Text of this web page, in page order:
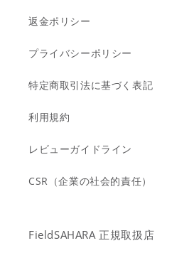
返金ポリシー
プライバシーポリシー
特定商取引法に基づく表記
利用規約
レビューガイドライン
CSR（企業の社会的責任）
FieldSAHARA 正規取扱店